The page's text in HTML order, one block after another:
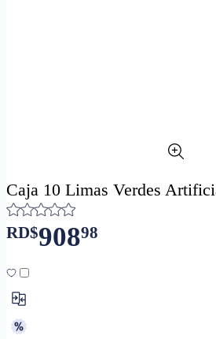
Caja 10 Limas Verdes
RD$90898